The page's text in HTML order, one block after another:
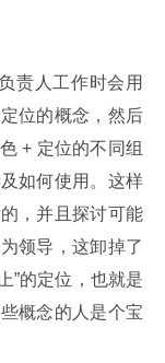
责人工作时会用
位的概念，然后
+ 定位的不同组
如何使用。这样
，并且探讨可能
领导，这卸掉了
”的定位，也就是
概念的人是个宝